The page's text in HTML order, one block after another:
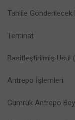
Tahlile Gönderilecek
Teminat
Basitleştirilmiş Usul
Antrepo İşlemleri
Gümrük Antrepo